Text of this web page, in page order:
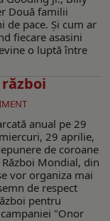
Două familii
de pace. Și cum ar
fiecare asasini
o luptă între
anual pe 29
29 aprilie,
de coroane
Mondial, din
vor organiza mai
de respect
pentru
"Onor